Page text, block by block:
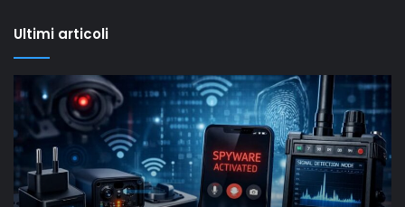
Ultimi articoli
Il
“New
Old”
Drop
di
Shaiya
mostra